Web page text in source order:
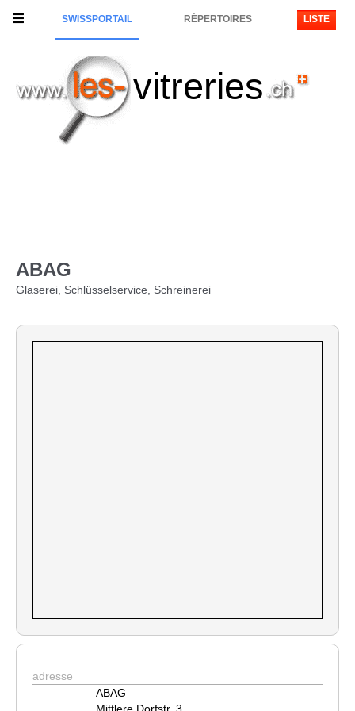
SWISSPORTAIL RÉPERTOIRES LISTE
vitreries
ABAG
Glaserei, Schlüsselservice, Schreinerei
adresse
ABAG